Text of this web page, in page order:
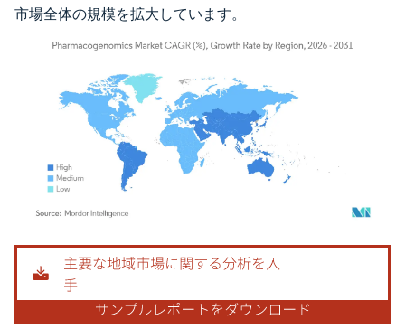
市場全体の規模を拡大しています。
画像 © Mordor Intelligence。再利用にはCC BY 4.0の表示が必要です。